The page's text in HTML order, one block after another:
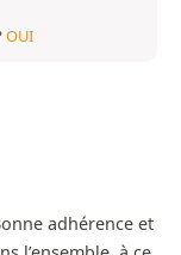
OUI
adhérence et